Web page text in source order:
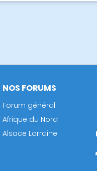
NOS FORUMS
Forum général
Afrique du Nord
Alsace Lorraine